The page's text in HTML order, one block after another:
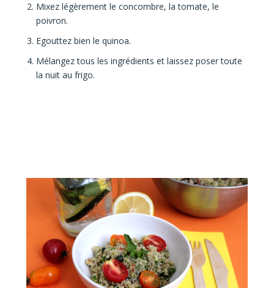
Mixez légèrement le concombre, la tomate, le
poivron.
Egouttez bien le quinoa.
Mélangez tous les ingrédients et laissez poser toute
la nuit au frigo.